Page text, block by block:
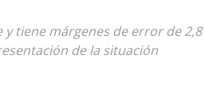
tiene márgenes de error de 2,8
de la situación